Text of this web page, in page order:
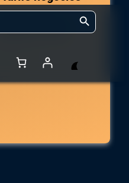
Search Button
adaptés aux volumes.